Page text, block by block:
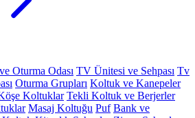
Oturma Odası TV Ünitesi ve Sehpası Tv
Oturma Grupları Koltuk ve Kanepeler
Koltuklar Tekli Koltuk ve Berjerler
Masaj Koltuğu Puf Bank ve